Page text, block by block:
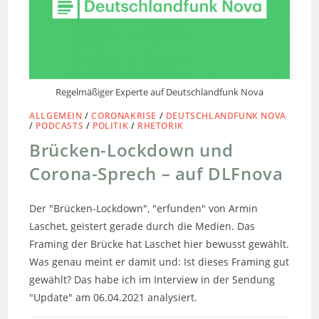
Regelmäßiger Experte auf Deutschlandfunk Nova
ALLGEMEIN /CORONAKRISE / DEUTSCHLANDFUNK NOVA
/ PODCASTS / POLITIK / RHETORIK
Brücken-Lockdown und
Corona-Sprech – auf DLFnova
Der "Brücken-Lockdown", "erfunden" von Armin
Laschet, geistert gerade durch die Medien. Das
Framing der Brücke hat Laschet hier bewusst gewählt.
Was genau meint er damit und: Ist dieses Framing gut
gewählt? Das habe ich im Interview in der Sendung
"Update" am 06.04.2021 analysiert.